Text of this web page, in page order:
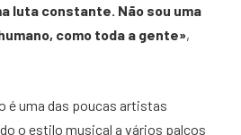
luta constante. Não sou uma
como toda a gente»,
é uma das poucas artistas
o estilo musical a vários palcos